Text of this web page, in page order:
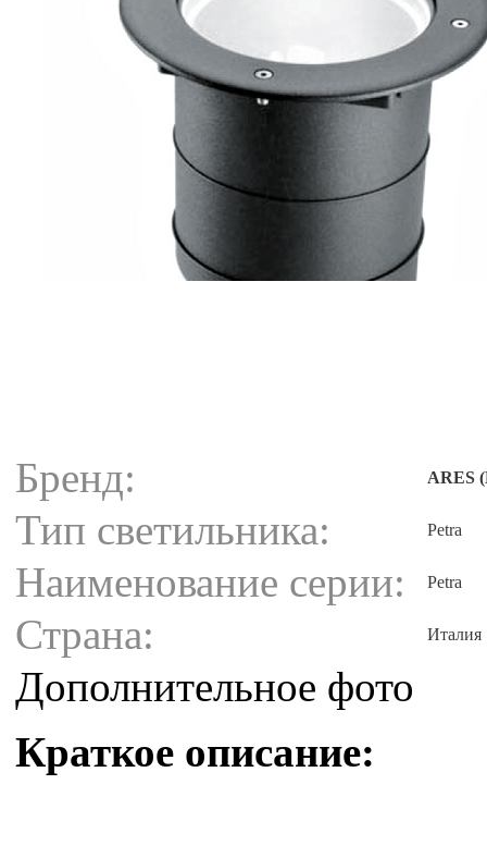
Бренд: ARES
Тип светильника: Petra
Наименование серии: Petra
Страна: Италия
Дополнительное фото
Краткое описание: